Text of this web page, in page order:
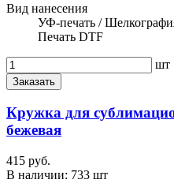
Вид нанесения
УФ-печать /
Печать DTF
шт
Заказать
Кружка для
бежевая
415 руб.
В наличии: 733 шт